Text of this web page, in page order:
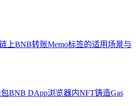
上BNB转账Memo标签的适用场景与
BNB DApp浏览器内NFT铸造Gas